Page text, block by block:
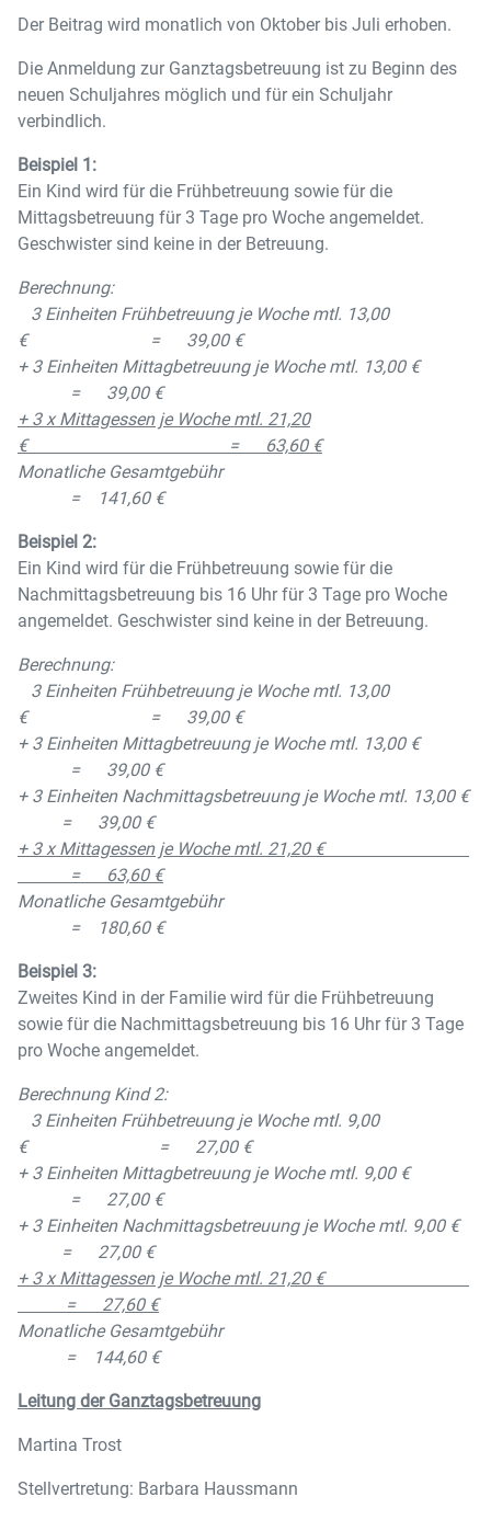
Der Beitrag wird monatlich von Oktober bis Juli erhoben.
Die Anmeldung zur Ganztagsbetreuung ist zu Beginn des
neuen Schuljahres möglich und für ein Schuljahr
verbindlich.
Beispiel 1:
Ein Kind wird für die Frühbetreuung sowie für die
Mittagsbetreuung für 3 Tage pro Woche angemeldet.
Geschwister sind keine in der Betreuung.
Berechnung:
3 Einheiten Frühbetreuung je Woche mtl. 13,00
€ = 39,00 €
+ 3 Einheiten Mittagbetreuung je Woche mtl. 13,00 €
= 39,00 €
+ 3 x Mittagessen je Woche mtl. 21,20
€ = 63,60 €
Monatliche Gesamtgebühr
= 141,60 €
Beispiel 2:
Ein Kind wird für die Frühbetreuung sowie für die
Nachmittagsbetreuung bis 16 Uhr für 3 Tage pro Woche
angemeldet. Geschwister sind keine in der Betreuung.
Berechnung:
3 Einheiten Frühbetreuung je Woche mtl. 13,00
€ = 39,00 €
+ 3 Einheiten Mittagbetreuung je Woche mtl. 13,00 €
= 39,00 €
+ 3 Einheiten Nachmittagsbetreuung je Woche mtl. 13,00 €
= 39,00 €
+ 3 x Mittagessen je Woche mtl. 21,20 €
= 63,60 €
Monatliche Gesamtgebühr
= 180,60 €
Beispiel 3:
Zweites Kind in der Familie wird für die Frühbetreuung
sowie für die Nachmittagsbetreuung bis 16 Uhr für 3 Tage
pro Woche angemeldet.
Berechnung Kind 2:
3 Einheiten Frühbetreuung je Woche mtl. 9,00
€ = 27,00 €
+ 3 Einheiten Mittagbetreuung je Woche mtl. 9,00 €
= 27,00 €
+ 3 Einheiten Nachmittagsbetreuung je Woche mtl. 9,00 €
= 27,00 €
+ 3 x Mittagessen je Woche mtl. 21,20 €
= 27,60 €
Monatliche Gesamtgebühr
= 144,60 €
Leitung der Ganztagsbetreuung
Martina Trost
Stellvertretung: Barbara Haussmann